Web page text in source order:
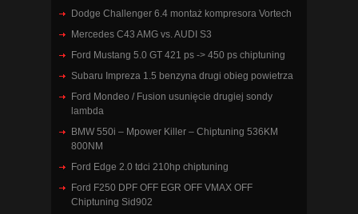
Dodge Challenger 6.4 montaż kompresora Vortech
Mercedes C43 AMG vs. AUDI S3
Ford Mustang 5.0 GT 421 ps -> 450 ps chiptuning
Subaru Impreza 1.5 benzyna drugi obieg powietrza
Ford Mondeo / Fusion usunięcie drugiej sondy
lambda
BMW 550i – Mpower Killer – Chiptuning 536KM
800NM
Ford Edge 2.0 tdci 210hp chiptuning
Ford F250 DPF OFF EGR OFF VMAX OFF
Chiptuning Sid902